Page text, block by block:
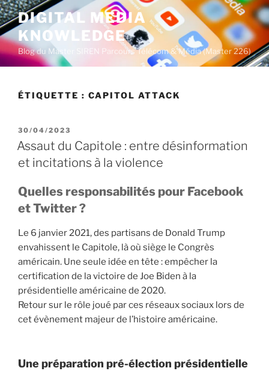
A
l
l
e
r
DIGITAL MEDIA
KNOWLEDGE
Blog du Master SIREN Parcours Télécom & Média (Master 226)
ÉTIQUETTE : CAPITOL ATTACK
P
U
B
L
L
E
30/04/2023
Assaut du Capitole : entre désinformation
et incitations à la violence
Quelles responsabilités pour Facebook
et Twitter ?
Le 6 janvier 2021, des partisans de Donald Trump
envahissent le Capitole, là où siège le Congrès
américain. Une seule idée en tête : empêcher la
certification de la victoire de Joe Biden à la
présidentielle américaine de 2020.
Retour sur le rôle joué par ces réseaux sociaux lors de
cet évènement majeur de l’histoire américaine.
Une préparation pré-élection présidentielle